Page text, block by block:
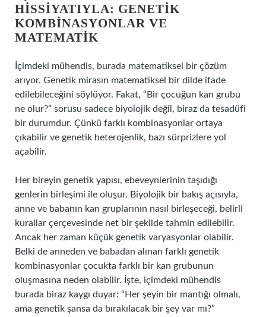
HISSIYATIYLA: GENETIK
KOMBINASYONLAR VE
MATEMATIK
İçimdeki mühendis, burada matematiksel bir çözüm
arıyor. Genetik mirasın matematiksel bir dilde ifade
edilebileceğini söylüyor. Fakat, “Bir çocuğun kan grubu
ne olur?” sorusu sadece biyolojik değil, biraz da tesadüfi
bir durumdur. Çünkü farklı kombinasyonlar ortaya
çıkabilir ve genetik heterojenlik, bazı sürprizlere yol
açabilir.
Her bireyin genetik yapısı, ebeveynlerinin taşıdığı
genlerin birleşimi ile oluşur. Biyolojik bir bakış açısıyla,
anne ve babanın kan gruplarının nasıl birleşeceği, belirli
kurallar çerçevesinde net bir şekilde tahmin edilebilir.
Ancak her zaman küçük genetik varyasyonlar olabilir.
Belki de anneden ve babadan alınan farklı genetik
kombinasyonlar çocukta farklı bir kan grubunun
oluşmasına neden olabilir. İşte, içimdeki mühendis
burada biraz kaygı duyar: “Her şeyin bir mantığı olmalı,
ama genetik şansa da bırakılacak bir şey var mı?”